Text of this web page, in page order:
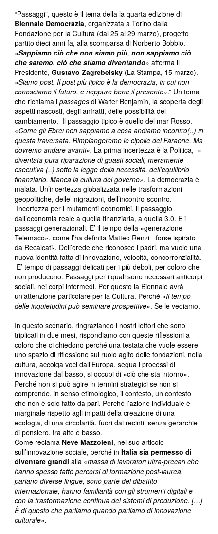
“Passaggi”, questo è il tema della la quarta edizione di
Biennale Democrazia, organizzata a Torino dalla
Fondazione per la Cultura (dal 25 al 29 marzo), progetto
partito dieci anni fa, alla scomparsa di Norberto Bobbio.
«Sappiamo ciò che non siamo più, non sappiamo ciò
che saremo, ciò che stiamo diventando» afferma il
Presidente, Gustavo Zagrebelsky (La Stampa, 15 marzo).
«Siamo post. Il post più tipico è la democrazia, in cui non
conosciamo il futuro, e neppure bene il presente».” Un tema
che richiama i passages di Walter Benjamin, la scoperta degli
aspetti nascosti, degli anfratti, delle possibilità del
cambiamento. Il passaggio tipico è quello del mar Rosso.
«Come gli Ebrei non sappiamo a cosa andiamo incontro(..) in
questa traversata. Rimpiangeremo le cipolle del Faraone. Ma
dovremo andare avanti». La prima incertezza è la Politica, «
diventata pura riparazione di guasti sociali, meramente
esecutiva (..) sotto la legge della necessità, dell’equilibrio
finanziario. Manca la cultura del governo». La democrazia è
malata. Un’incertezza globalizzata nelle trasformazioni
geopolitiche, delle migrazioni, dell’incontro-scontro.
Incertezza per i mutamenti economici, il passaggio
dall’economia reale a quella finanziaria, a quella 3.0. E i
passaggi generazionali. E’ il tempo della «generazione
Telemaco», come l’ha definita Matteo Renzi - forse ispirato
da Recalcati-. Dell’erede che riconosce i padri, ma vuole una
nuova identità fatta di innovazione, velocità, concorrenzialità.
E’ tempo di passaggi delicati per i più deboli, per coloro che
non producono. Passaggi per i quali sono necessari anticorpi
sociali, nei corpi intermedi. Per questo la Biennale avrà
un’attenzione particolare per la Cultura. Perché «Il tempo
delle inquietudini può seminare prospettive». Se le vediamo.
In questo scenario, ringraziando i nostri lettori che sono
triplicati in due mesi, rispondiamo con queste riflessioni a
coloro che ci chiedono perché una testata che vuole essere
uno spazio di riflessione sul ruolo agito delle fondazioni, nella
cultura, accolga voci dall’Europa, segua i processi di
innovazione dal basso, si occupi di «ciò che sta intorno».
Perché non si può agire in termini strategici se non si
comprende, in senso etimologico, il contesto, un contesto
che non è solo fatto da pari. Perché l’azione individuale è
marginale rispetto agli impatti della creazione di una
ecologia, di una circolarità, fuori dai recinti, senza gerarchie
di pensiero, tra alto e basso.
Come reclama Neve Mazzoleni, nel suo articolo
sull’innovazione sociale, perché in Italia sia permesso di
diventare grandi alla «massa di lavoratori ultra-precari che
hanno spesso fatto percorsi di formazione post-laurea,
parlano diverse lingue, sono parte del dibattito
internazionale, hanno familiarità con gli strumenti digitali e
con la trasformazione continua dei sistemi di produzione. […]
È di questo che parliamo quando parliamo di innovazione
culturale».